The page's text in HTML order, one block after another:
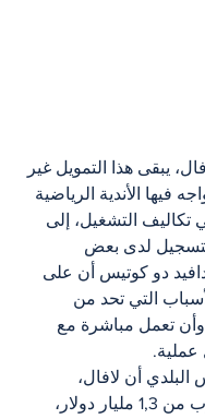
يبقى هذا التمويل غير
فيها الأندية الرياضية
تكاليف التشغيل، إلى
لدى بعض
دو كوتيس أن على
التي تحد من
تعمل مباشرة مع
عملية.
أن لافال،
بميزانية بلدية تقترب من 1,3 مليار دولار،